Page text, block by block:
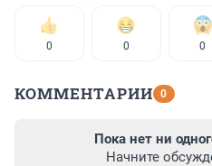
0 0 0
КОММЕНТАРИИ 0
Пока нет ни
Начните